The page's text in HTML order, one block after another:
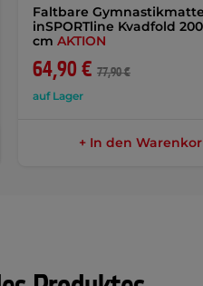
Faltbare Gymnastikmatte
inSPORTline Kvadfold
cm AKTION
64,90 € 77,90 €
auf Lager
+ In den